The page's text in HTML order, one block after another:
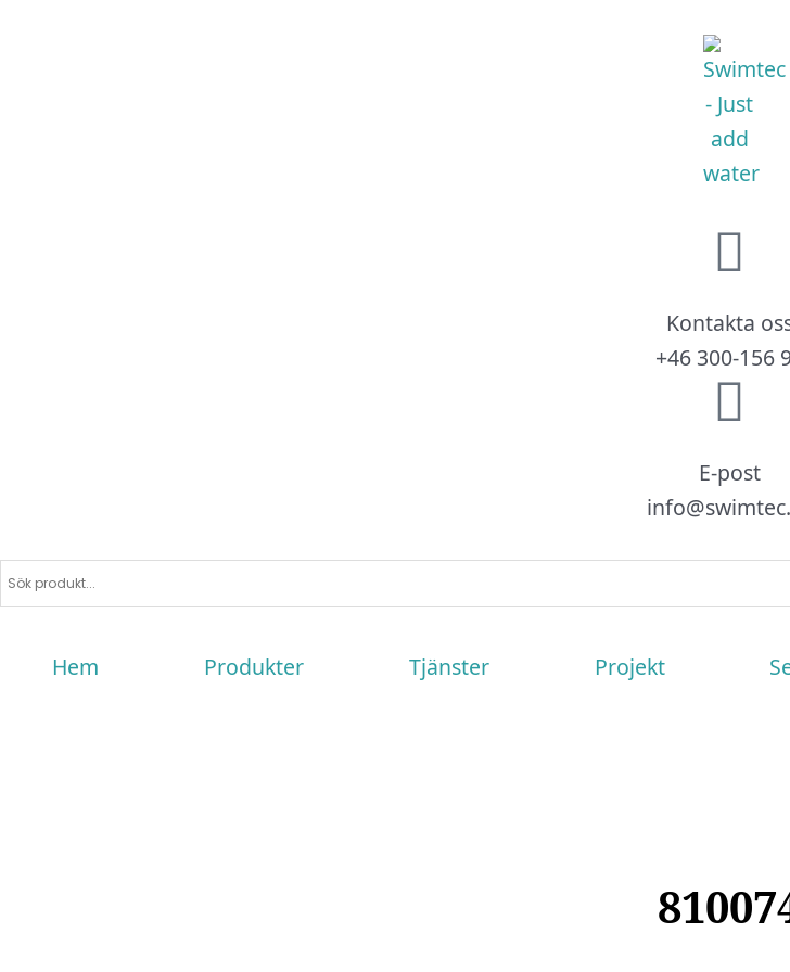
Kontakta
+46 300-156
E-post
Hem Produkter Tjänster Projekt